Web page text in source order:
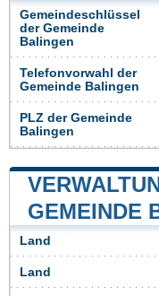
Gemeindeschlüssel
der Gemeinde
Balingen
Telefonvorwahl der
Gemeinde Balingen
PLZ der Gemeinde
Balingen
GEMEINDE
Land
Land